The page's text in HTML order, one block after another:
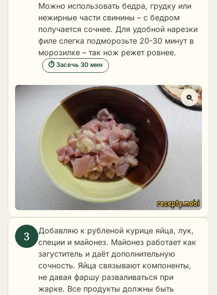
Можно использовать бедра, грудку или
нежирные части свинины – с бедром
получается сочнее. Для удобной нарезки
филе слегка подморозьте 20-30 минут в
морозилке – так нож режет ровнее.
⏱ Засечь 30 мин
Добавляю к рубленой курице яйца, лук,
специи и майонез. Майонез работает как
загуститель и даёт дополнительную
сочность. Яйца связывают компоненты,
не давая фаршу разваливаться при
жарке. Все продукты должны быть